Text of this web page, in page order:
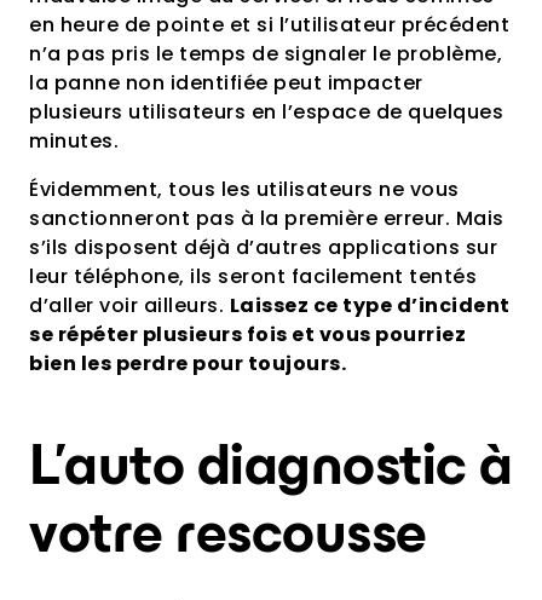
en heure de pointe et si l’utilisateur précédent
n’a pas pris le temps de signaler le problème,
la panne non identifiée peut impacter
plusieurs utilisateurs en l’espace de quelques
minutes.
Évidemment, tous les utilisateurs ne vous
sanctionneront pas à la première erreur. Mais
s’ils disposent déjà d’autres applications sur
leur téléphone, ils seront facilement tentés
d’aller voir ailleurs. Laissez ce type d’incident
se répéter plusieurs fois et vous pourriez
bien les perdre pour toujours.
L’auto diagnostic à
votre rescousse